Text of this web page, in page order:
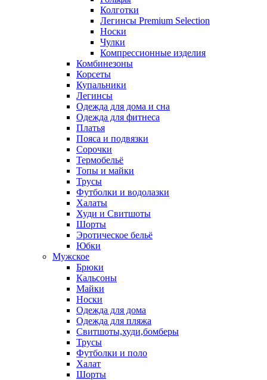
Колготки
Легинсы Premium Selection
Носки
Чулки
Компрессионные изделия
Комбинезоны
Корсеты
Купальники
Легинсы
Одежда для дома и сна
Одежда для фитнеса
Платья
Пояса и подвязки
Сорочки
Термобельё
Топы и майки
Трусы
Футболки и водолазки
Халаты
Худи и Свитшоты
Шорты
Эротическое бельё
Юбки
Мужское
Брюки
Кальсоны
Майки
Носки
Одежда для дома
Одежда для пляжа
Свитшоты,худи,бомберы
Трусы
Футболки и поло
Халат
Шорты